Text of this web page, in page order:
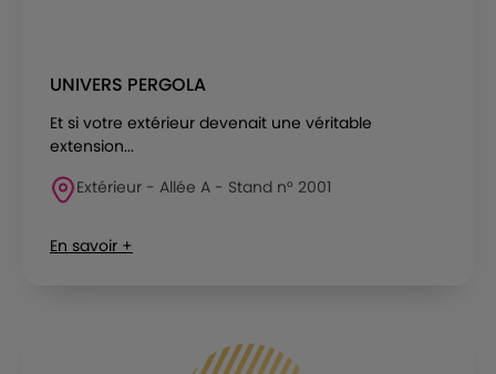
UNIVERS PERGOLA
Et si votre extérieur devenait une véritable
extension...
Extérieur - Allée A - Stand n° 2001
En savoir +